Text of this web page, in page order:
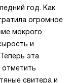
год. Как
огромное
мокрого
и
эта
отметить
свитера и